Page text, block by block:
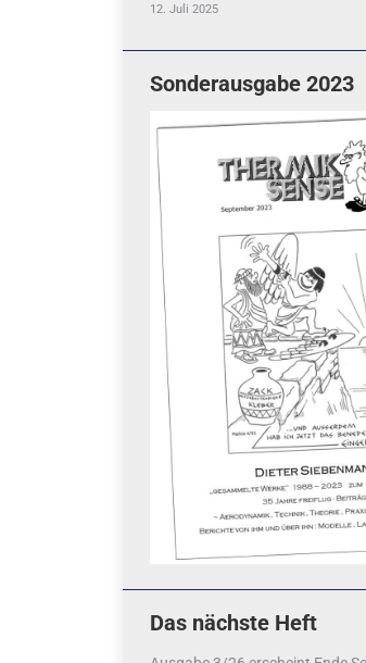
12. Juli 2025
Sonderausgabe 2023
Das nächste Heft
Instagram
News
Termine
PayPal
Cookie-